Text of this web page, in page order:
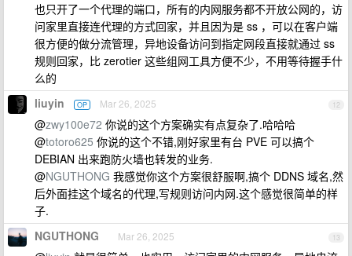
也只开了一个代理的端口，所有的内网服务都不开放公网的，访
问家里直接连代理的方式回家，并且因为是 ss ，可以在客户端
很方便的做分流管理，异地设备访问到指定网段直接就通过 ss
规则回家，比 zerotier 这些组网工具方便不少，不用等待握手什
么的
12
liuyin OP Mar 26, 2025
@zwy100e72 你说的这个方案确实有点复杂了.哈哈哈
@totoro625 你说的这个不错,刚好家里有台 PVE 可以搞个
DEBIAN 出来跑防火墙也转发的业务.
@NGUTHONG 我感觉你这个方案很舒服啊,搞个 DDNS 域名,然
后外面挂这个域名的代理,写规则访问内网.这个感觉很简单的样
子.
13
NGUTHONG Mar 26, 2025